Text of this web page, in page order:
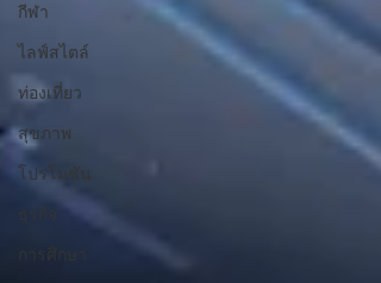
กีฬา
ไลฟ์สไตล์
ท่องเที่ยว
สุขภาพ
โปรโมชัน
ธุรกิจ
การศึกษา